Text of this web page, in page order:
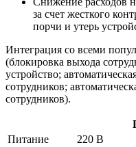
за счет жесткого
порчи и утерь
Интеграция со всеми
(блокировка выхода
устройство;
сотрудников;
сотрудников).
Питание
220 В